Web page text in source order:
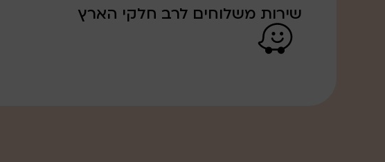
שירות משלוחים לרב חלקי הארץ